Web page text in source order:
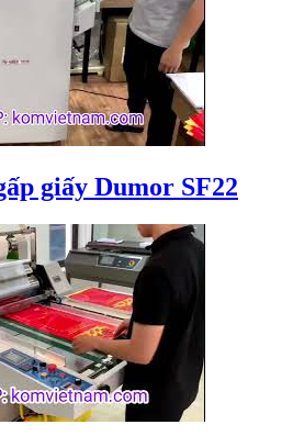
giấy Dumor SF22